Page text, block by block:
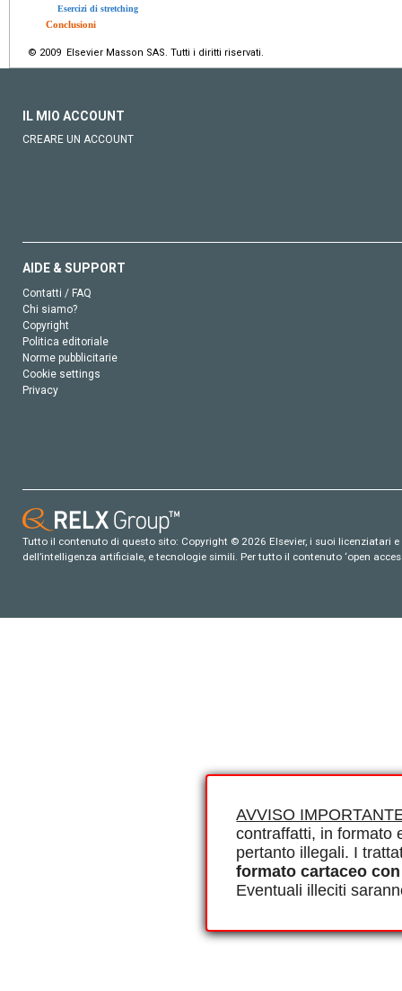
AVVISO
contraffatti, in formato
pertanto illegali. I
formato cartaceo
Eventuali illeciti
Esercizi di stretching
Conclusioni
© 2009 Elsevier Masson SAS. Tutti i diritti riservati.
IL MIO ACCOUNT
CREARE UN ACCOUNT
AIDE & SUPPORT
Contatti / FAQ
Chi siamo?
Copyright
Politica editoriale
Norme pubblicitarie
Cookie settings
Privacy
Tutto il contenuto di questo sito: Copyright © 2026 Elsevier, i suoi
dell’intelligenza artificiale, e tecnologie simili. Per tutto il contenuto ‘open